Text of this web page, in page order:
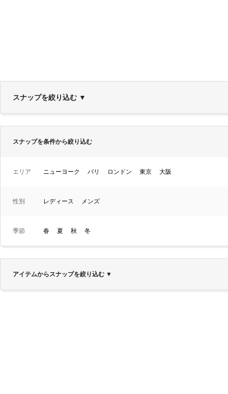
スナップを絞り込む ▼
スナップを条件から絞り込む
エリア ニューヨーク パリ ロンドン 東京 大阪
性別 レディース メンズ
季節 春 夏 秋 冬
アイテムからスナップを絞り込む ▼